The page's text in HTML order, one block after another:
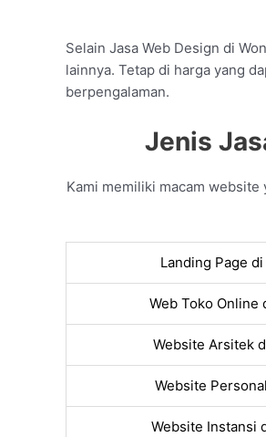
Selain Jasa Web Design di
lainnya. Tetap di harga yang
berpengalaman.
Jenis
Kami memiliki macam website
Landing Page
Web Toko Online
Website Arsitek
Website
Website Instansi